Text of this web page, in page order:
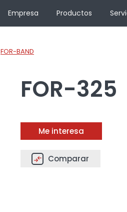
Empresa Productos
FOR-BAND
FOR-325
Me interesa
Comparar